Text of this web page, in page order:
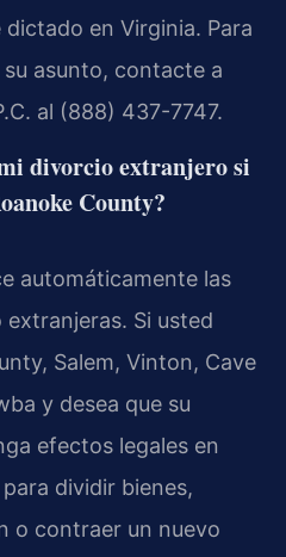
en Virginia. Para
asunto, contacte a
al (888) 437-7747.
divorcio extranjero si
County?
automáticamente las
Si usted
Salem, Vinton, Cave
y desea que su
efectos legales en
dividir bienes,
o contraer un nuevo